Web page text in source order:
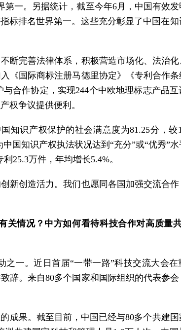
一。另据统计，截至今年6月，中国有效
标排名世界第一。这些充分彰显了中国在
断完善法律体系，积极营造市场化、法治
《国际商标注册马德里协定》《专利合作
合作协定，实现244个中欧地理标志产品
权争议提供便利。
知识产权保护的社会满意度为81.25分，较
国知识产权执法状况达到“充分”或“优秀”水
25.3万件，年均增长5.4%。
新创造活力。我们也愿同各国加强交流合
关情况？中方如何看待科技合作对高质量
一。近日首届“一带一路”科技交流大会在
辞。来自80多个国家和国际组织的代表参
成果。截至目前，中国已经与80多个共建